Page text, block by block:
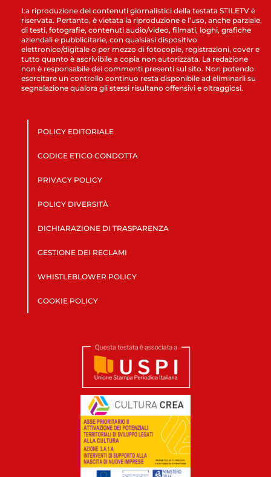
La riproduzione dei contenuti giornalistici della testata STILETV è
riservata. Pertanto, è vietata la riproduzione e l’uso, anche parziale,
di testi, fotografie, contenuti audio/video, filmati, loghi, grafiche
aziendali e pubblicitarie, con qualsiasi dispositivo
elettronico/digitale o per mezzo di fotocopie, registrazioni, cover e
tutto quanto è ascrivibile a copia non autorizzata. La redazione
non è responsabile dei commenti presenti sul sito. Non potendo
esercitare un controllo continuo resta disponibile ad eliminarli su
segnalazione qualora gli stessi risultano offensivi e oltraggiosi.
POLICY EDITORIALE
CODICE ETICO CONDOTTA
PRIVACY POLICY
POLICY DIVERSITÀ
DICHIARAZIONE DI TRASPARENZA
GESTIONE DEI RECLAMI
WHISTLEBLOWER POLICY
COOKIE POLICY